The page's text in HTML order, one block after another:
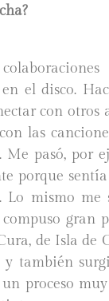
el disco.
con otros
las
Me pasó, por
porque
Lo mismo me
gran
de Isla de
y también
proceso